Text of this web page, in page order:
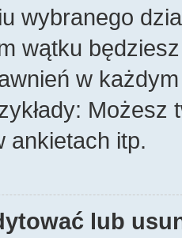
wybranego
wątku
w
ankietach itp.
lub